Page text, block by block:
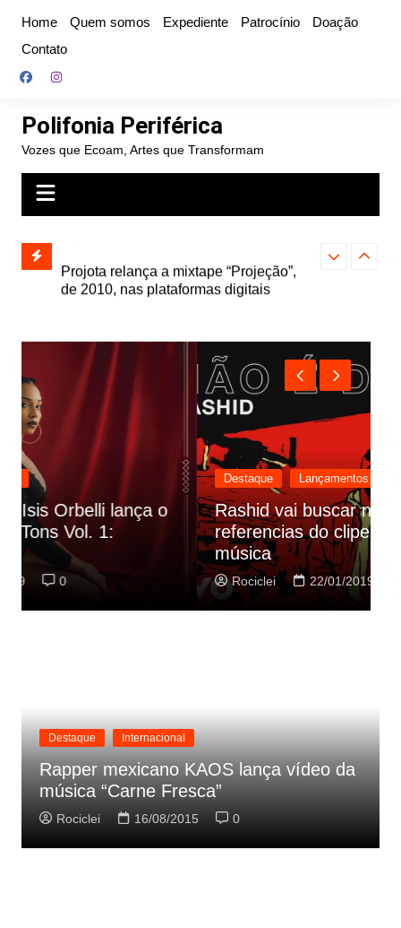
conteúdo
Home Quem somos Expediente Patrocínio
Doação
Contato
Polifonia Periférica
Vozes que Ecoam, Artes que Transformam
e abre
autoral,
de 2010, nas plataformas digitais
Farofa
Destaque Lançamentos
Rashid vai buscar nos HQs as
referencias do clipe de sua nova
música
Rociclei 22/01/2019 0
Destaque Internacional
Rapper mexicano KAOS lança vídeo da
música “Carne Fresca”
Rociclei 16/08/2015 0